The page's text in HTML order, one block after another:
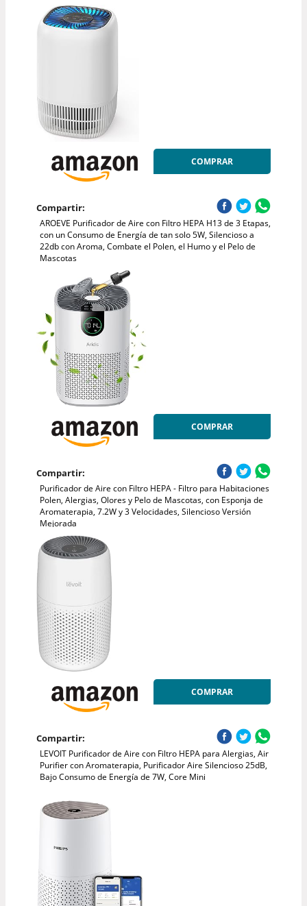
COMPRAR
Compartir:
AROEVE Purificador de Aire con Filtro HEPA H13 de 3 Etapas,
con un Consumo de Energía de tan solo 5W, Silencioso a
22db con Aroma, Combate el Polen, el Humo y el Pelo de
Mascotas
COMPRAR
Compartir:
Purificador de Aire con Filtro HEPA - Filtro para Habitaciones
Polen, Alergias, Olores y Pelo de Mascotas, con Esponja de
Aromaterapia, 7.2W y 3 Velocidades, Silencioso Versión
Mejorada
COMPRAR
Compartir:
LEVOIT Purificador de Aire con Filtro HEPA para Alergias, Air
Purifier con Aromaterapia, Purificador Aire Silencioso 25dB,
Bajo Consumo de Energía de 7W, Core Mini